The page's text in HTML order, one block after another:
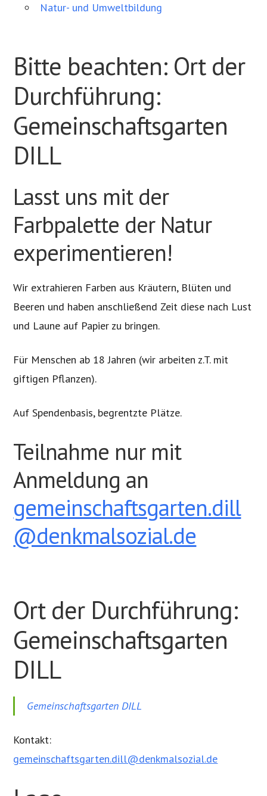
Natur- und Umweltbildung
Bitte beachten: Ort der
Durchführung:
Gemeinschaftsgarten
DILL
Lasst uns mit der
Farbpalette der Natur
experimentieren!
Wir extrahieren Farben aus Kräutern, Blüten und
Beeren und haben anschließend Zeit diese nach Lust
und Laune auf Papier zu bringen.
Für Menschen ab 18 Jahren (wir arbeiten z.T. mit
giftigen Pflanzen).
Auf Spendenbasis, begrentzte Plätze.
Teilnahme nur mit
Anmeldung an
gemeinschaftsgarten.dill
@denkmalsozial.de
Ort der Durchführung:
Gemeinschaftsgarten
DILL
Gemeinschaftsgarten DILL
Kontakt:
gemeinschaftsgarten.dill@denkmalsozial.de